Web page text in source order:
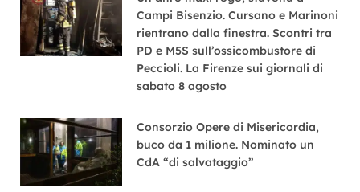
Campi Bisenzio. Cursano e Marinoni
rientrano dalla finestra. Scontri tra
PD e M5S sull’ossicombustore di
Peccioli. La Firenze sui giornali di
sabato 8 agosto
Consorzio Opere di Misericordia,
buco da 1 milione. Nominato un
CdA “di salvataggio”